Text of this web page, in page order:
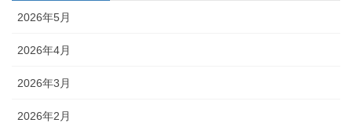
2026年5月
2026年4月
2026年3月
2026年2月